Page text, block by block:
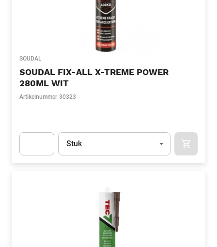
SOUDAL
SOUDAL FIX-ALL X-TREME POWER
280ML WIT
Artikelnummer 30323
Eenheid
Stuk